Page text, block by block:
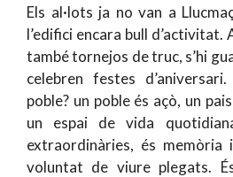
Els al·lots ja no van a
l’edifici encara bull d’activitat.
també tornejos de truc, s’hi
celebren festes
poble? un poble és açò, un
un espai de vida
extraordinàries, és memòria
voluntat de viure plegats.